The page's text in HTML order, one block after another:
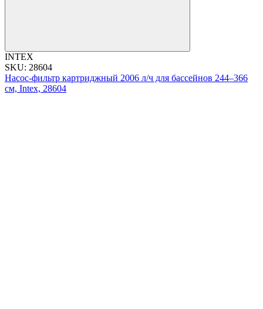
INTEX
SKU: 28604
Насос-фильтр картриджный 2006 л/ч для бассейнов 244–366
см, Intex, 28604